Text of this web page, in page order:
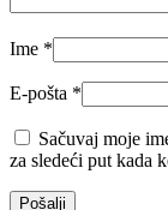
Ime *
E-pošta *
Sačuvaj moje
za sledeći put kada